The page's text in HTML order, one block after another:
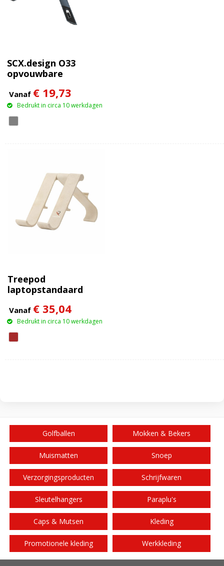
SCX.design O33
opvouwbare
Vanaf € 19,73
Bedrukt in circa 10 werkdagen
Treepod
laptopstandaard
Vanaf € 35,04
Bedrukt in circa 10 werkdagen
Golfballen Mokken & Bekers
Muismatten Snoep
Verzorgingsproducten Schrijfwaren
Sleutelhangers Paraplu's
Caps & Mutsen Kleding
Promotionele kleding Werkkleding